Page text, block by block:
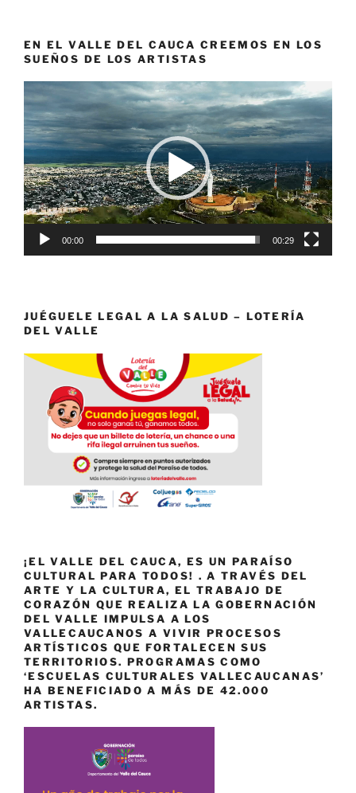
EN EL VALLE DEL CAUCA CREEMOS EN LOS
SUEÑOS DE LOS ARTISTAS
Reproductor
de
vídeo
00:00 00:29
JUÉGUELE LEGAL A LA SALUD – LOTERÍA
DEL VALLE
¡EL VALLE DEL CAUCA, ES UN PARAÍSO
CULTURAL PARA TODOS! . A TRAVÉS DEL
ARTE Y LA CULTURA, EL TRABAJO DE
CORAZÓN QUE REALIZA LA GOBERNACIÓN
DEL VALLE IMPULSA A LOS
VALLECAUCANOS A VIVIR PROCESOS
ARTÍSTICOS QUE FORTALECEN SUS
TERRITORIOS. PROGRAMAS COMO
‘ESCUELAS CULTURALES VALLECAUCANAS’
HA BENEFICIADO A MÁS DE 42.000
ARTISTAS.